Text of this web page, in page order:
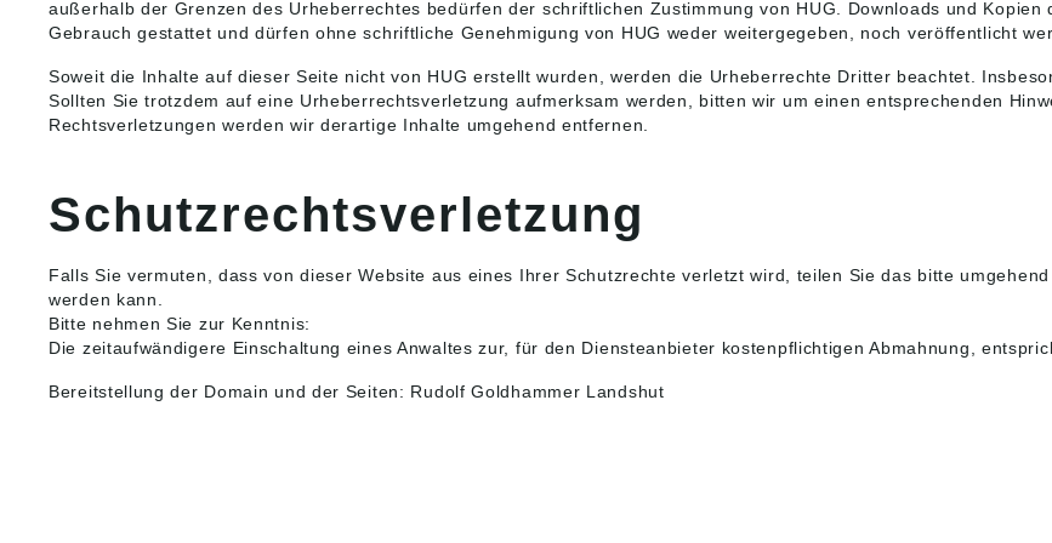
außerhalb der Grenzen des Urheberrechtes bedürfen der schriftlichen Zustimmung von HUG. Downloads und
Gebrauch gestattet und dürfen ohne schriftliche Genehmigung von HUG weder weitergegeben, noch veröffentlicht
Soweit die Inhalte auf dieser Seite nicht von HUG erstellt wurden, werden die Urheberrechte Dritter beachtet.
Sollten Sie trotzdem auf eine Urheberrechtsverletzung aufmerksam werden, bitten wir um einen entsprechenden
Rechtsverletzungen werden wir derartige Inhalte umgehend entfernen.
Schutzrechtsverletzung
Falls Sie vermuten, dass von dieser Website aus eines Ihrer Schutzrechte verletzt wird, teilen Sie das bitte
werden kann.
Bitte nehmen Sie zur Kenntnis:
Die zeitaufwändigere Einschaltung eines Anwaltes zur, für den Diensteanbieter kostenpflichtigen Abmahnung,
Bereitstellung der Domain und der Seiten: Rudolf Goldhammer Landshut